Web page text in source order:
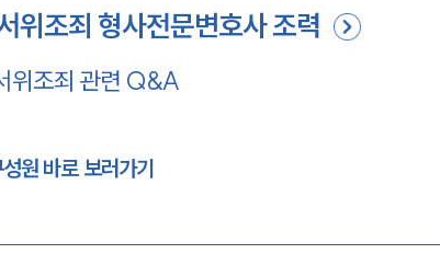
위조죄 형사전문변호사 조력
위조죄 관련 Q&A
원 바로 보러가기